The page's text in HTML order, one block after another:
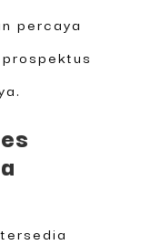
percaya